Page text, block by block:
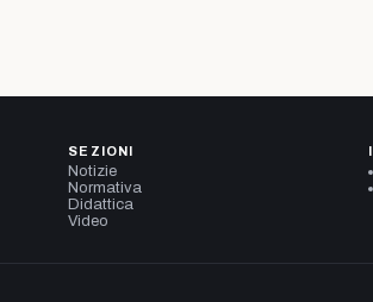
SEZIONI
Notizie
Normativa
Didattica
Video